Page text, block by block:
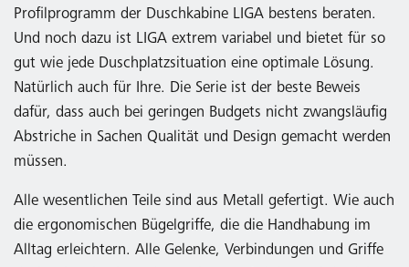
Profilprogramm der Duschkabine LIGA bestens beraten.
Und noch dazu ist LIGA extrem variabel und bietet für so
gut wie jede Duschplatzsituation eine optimale Lösung.
Natürlich auch für Ihre. Die Serie ist der beste Beweis
dafür, dass auch bei geringen Budgets nicht zwangsläufig
Abstriche in Sachen Qualität und Design gemacht werden
müssen.
Alle wesentlichen Teile sind aus Metall gefertigt. Wie auch
die ergonomischen Bügelgriffe, die die Handhabung im
Alltag erleichtern. Alle Gelenke, Verbindungen und Griffe